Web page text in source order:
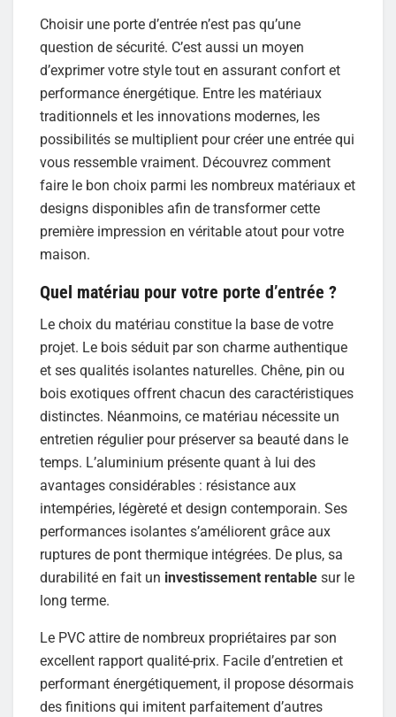
Choisir une porte d’entrée n’est pas qu’une
question de sécurité. C’est aussi un moyen
d’exprimer votre style tout en assurant confort et
performance énergétique. Entre les matériaux
traditionnels et les innovations modernes, les
possibilités se multiplient pour créer une entrée qui
vous ressemble vraiment. Découvrez comment
faire le bon choix parmi les nombreux matériaux et
designs disponibles afin de transformer cette
première impression en véritable atout pour votre
maison.
Quel matériau pour votre porte d’entrée ?
Le choix du matériau constitue la base de votre
projet. Le bois séduit par son charme authentique
et ses qualités isolantes naturelles. Chêne, pin ou
bois exotiques offrent chacun des caractéristiques
distinctes. Néanmoins, ce matériau nécessite un
entretien régulier pour préserver sa beauté dans le
temps. L’aluminium présente quant à lui des
avantages considérables : résistance aux
intempéries, légèreté et design contemporain. Ses
performances isolantes s’améliorent grâce aux
ruptures de pont thermique intégrées. De plus, sa
durabilité en fait un investissement rentable sur le
long terme.
Le PVC attire de nombreux propriétaires par son
excellent rapport qualité-prix. Facile d’entretien et
performant énergétiquement, il propose désormais
des finitions qui imitent parfaitement d’autres